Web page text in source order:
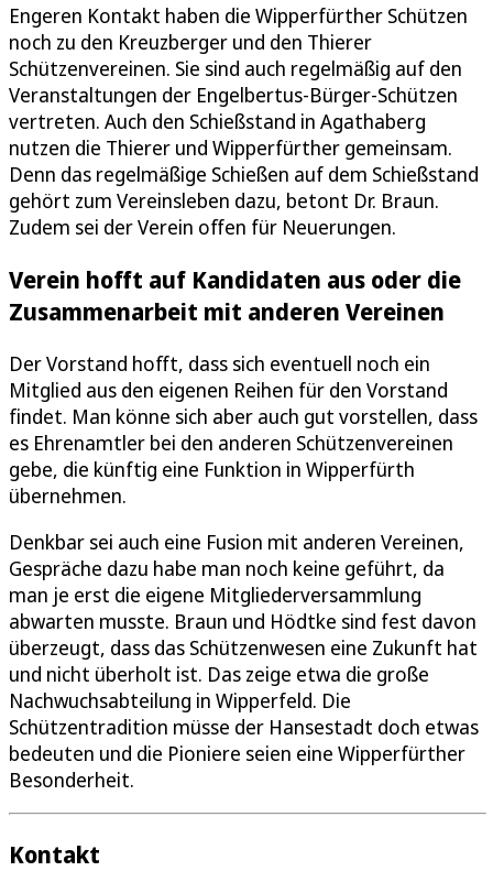
Engeren Kontakt haben die Wipperfürther Schützen
noch zu den Kreuzberger und den Thierer
Schützenvereinen. Sie sind auch regelmäßig auf den
Veranstaltungen der Engelbertus-Bürger-Schützen
vertreten. Auch den Schießstand in Agathaberg
nutzen die Thierer und Wipperfürther gemeinsam.
Denn das regelmäßige Schießen auf dem Schießstand
gehört zum Vereinsleben dazu, betont Dr. Braun.
Zudem sei der Verein offen für Neuerungen.
Verein hofft auf Kandidaten aus oder die
Zusammenarbeit mit anderen Vereinen
Der Vorstand hofft, dass sich eventuell noch ein
Mitglied aus den eigenen Reihen für den Vorstand
findet. Man könne sich aber auch gut vorstellen, dass
es Ehrenamtler bei den anderen Schützenvereinen
gebe, die künftig eine Funktion in Wipperfürth
übernehmen.
Denkbar sei auch eine Fusion mit anderen Vereinen,
Gespräche dazu habe man noch keine geführt, da
man je erst die eigene Mitgliederversammlung
abwarten musste. Braun und Hödtke sind fest davon
überzeugt, dass das Schützenwesen eine Zukunft hat
und nicht überholt ist. Das zeige etwa die große
Nachwuchsabteilung in Wipperfeld. Die
Schützentradition müsse der Hansestadt doch etwas
bedeuten und die Pioniere seien eine Wipperfürther
Besonderheit.
Kontakt